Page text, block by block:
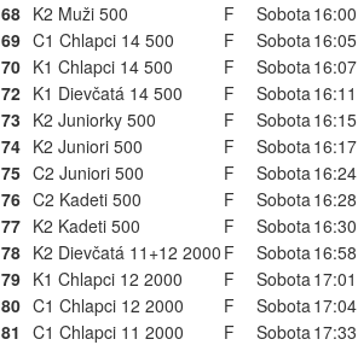
68 K2 Muži 500 F Sobota16:00
69 C1 Chlapci 14 500 F Sobota16:05
70 K1 Chlapci 14 500 F Sobota16:07
72 K1 Dievčatá 14 500 F Sobota16:11
73 K2 Juniorky 500 F Sobota16:15
74 K2 Juniori 500 F Sobota16:17
75 C2 Juniori 500 F Sobota16:24
76 C2 Kadeti 500 F Sobota16:28
77 K2 Kadeti 500 F Sobota16:30
78 K2 Dievčatá 11+12 2000 F Sobota16:58
79 K1 Chlapci 12 2000 F Sobota17:01
80 C1 Chlapci 12 2000 F Sobota17:04
81 C1 Chlapci 11 2000 F Sobota17:33